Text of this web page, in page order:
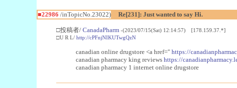
■22986 /inTopicNo.23022) Re[231]: Just wanted to say Hi.
□投稿者/ CanadaPharm -(2023/07/15(Sat) 12:14:57) [178.159.37.*]
□U R L/ http://cPFnjNIKUTwgQzN
canadian online drugstore <a href=" https://
canadian pharmacy king reviews https://
canadian pharmacy 1 internet online drugstore